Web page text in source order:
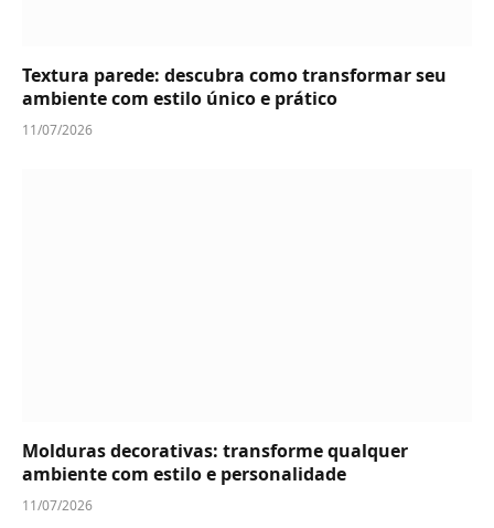
Textura parede: descubra como transformar seu
ambiente com estilo único e prático
11/07/2026
Molduras decorativas: transforme qualquer
ambiente com estilo e personalidade
11/07/2026